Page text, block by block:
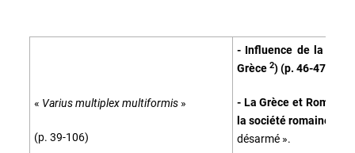
« Varius multiplex multiformis »
(p. 39-106)
- Influence de la
Grèce 2) (p. 46-47) :
- La Grèce et Rome :
la société romaine (p.
désarmé ».